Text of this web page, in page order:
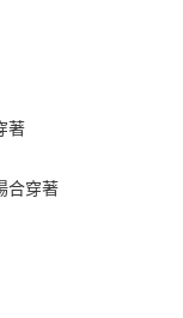
著
合穿著